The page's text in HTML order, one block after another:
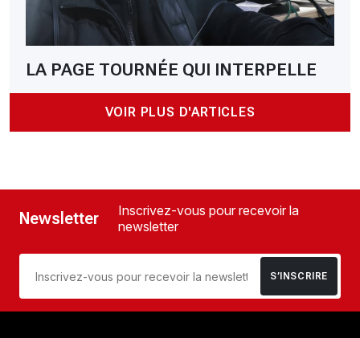
LA PAGE TOURNÉE QUI INTERPELLE
VOIR PLUS D'ARTICLES
Newsletter
Inscrivez-vous pour recevoir la
newsletter
S’INSCRIRE